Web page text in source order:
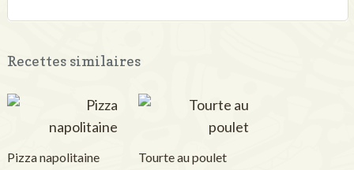
Recettes similaires
Pizza napolitaine Tourte au poulet